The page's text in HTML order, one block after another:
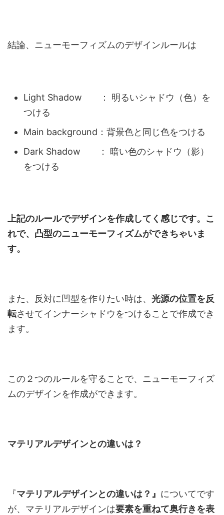
結論、ニューモーフィズムのデザインルールは
Light Shadow ： 明るいシャドウ（色）を
つける
Main background：背景色と同じ色をつける
Dark Shadow ： 暗い色のシャドウ（影）
をつける
上記のルールでデザインを作成してく感じです。こ
れで、凸型のニューモーフィズムができちゃいま
す。
また、反対に凹型を作りたい時は、 光源の位置を反
転させてインナーシャドウをつけることで作成でき
ます。
この２つのルールを守ることで、ニューモーフィズ
ムのデザインを作成ができます。
マテリアルデザインとの違いは？
『マテリアルデザインとの違いは？』 についてです
が、マテリアルデザインは要素を重ねて奥行きを表